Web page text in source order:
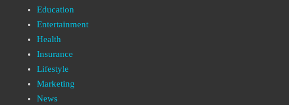
Education
Entertainment
Health
Insurance
Lifestyle
Marketing
News